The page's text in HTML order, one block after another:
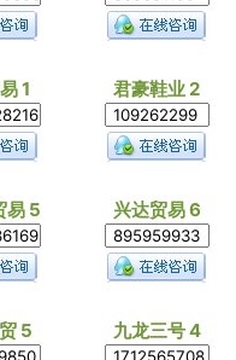
1 君豪鞋业 2
易 5 兴达贸易 6
5 九龙三号 4